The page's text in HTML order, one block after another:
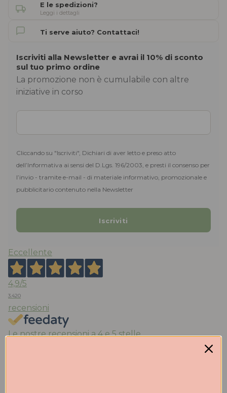
E le spedizioni?
Leggi i dettagli
Ti serve aiuto? Contattaci!
Iscriviti alla Newsletter e avrai il 10% di sconto
sul tuo primo ordine
La promozione non è cumulabile con altre
iniziative in corso
Cliccando su "Iscriviti", Dichiari di aver letto e preso atto
dell’Informativa ai sensi del D.Lgs. 196/2003, e presti il consenso per
l’invio - tramite e-mail - di materiale informativo, promozionale e
pubblicitario contenuto nella Newsletter
Eccellente
4,9/5
3.420
recensioni
Le nostre recensioni a 4 e 5 stelle.